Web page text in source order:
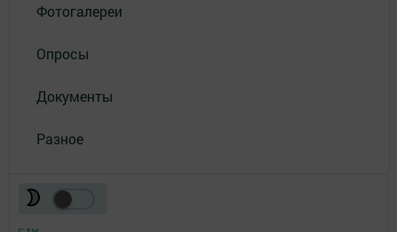
Фотогалереи
Опросы
Документы
Разное